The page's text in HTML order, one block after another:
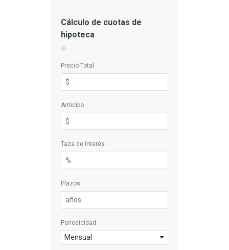
Cálculo de cuotas de
hipoteca
Precio Total
Anticipo
Taza de Interés
Plazos
Periodicidad